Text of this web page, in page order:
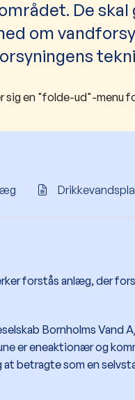
De skal
om
sig en "folde-ud"-menu
forstås anlæg, der
Bornholms Vand
er eneaktionær og
at betragte som en